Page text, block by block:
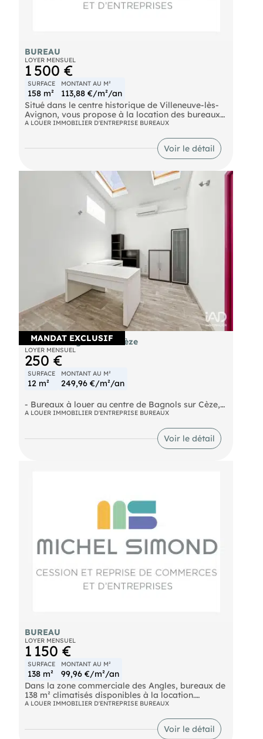
BUREAU
LOYER MENSUEL
1 500 €
SURFACE
158 m²
MONTANT AU M²
113,88 €/m²/an
Situé dans le centre historique de Villeneuve-lès-
Avignon, vous propose à la location des bureaux
de 158m2 réparti sur 3 niveaux : • RDC : Salle de
- 1 Kitchenette R+1 : Open space de 8 postes
- 1 bureau privatif R+2 : Open space de 4 postes
- 1 salle de réunion
A LOUER IMMOBILIER D'ENTREPRISE BUREAUX
Voir le détail
MANDAT EXCLUSIF
Bureau à Bagnols-sur-Cèze
LOYER MENSUEL
250 €
SURFACE
12 m²
MONTANT AU M²
249,96 €/m²/an
- Bureaux à louer au centre de Bagnols sur Cèze,
proche de tous les commerces. Bureaux de 12 m²
en fonction de vos besoins. En parfait état !
Information d'affichage énergétique sur le bien
associé à cette annonce : DPE NS indice et GES NS
A LOUER IMMOBILIER D'ENTREPRISE BUREAUX
Voir le détail
BUREAU
LOYER MENSUEL
1 150 €
SURFACE
138 m²
MONTANT AU M²
99,96 €/m²/an
Dans la zone commerciale des Angles, bureaux de
138 m² climatisés disponibles à la location.
Actuellement composé de 6 bureaux cloisonnés,
grande flexibilité d'aménagement. Loyer : 1 150 €
HC/HT
A LOUER IMMOBILIER D'ENTREPRISE BUREAUX
Voir le détail